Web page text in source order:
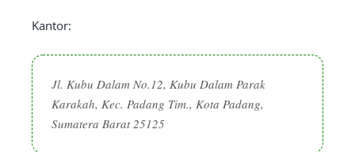
Kantor:
Jl. Kubu Dalam No.12, Kubu Dalam Parak
Karakah, Kec. Padang Tim., Kota Padang,
Sumatera Barat 25125